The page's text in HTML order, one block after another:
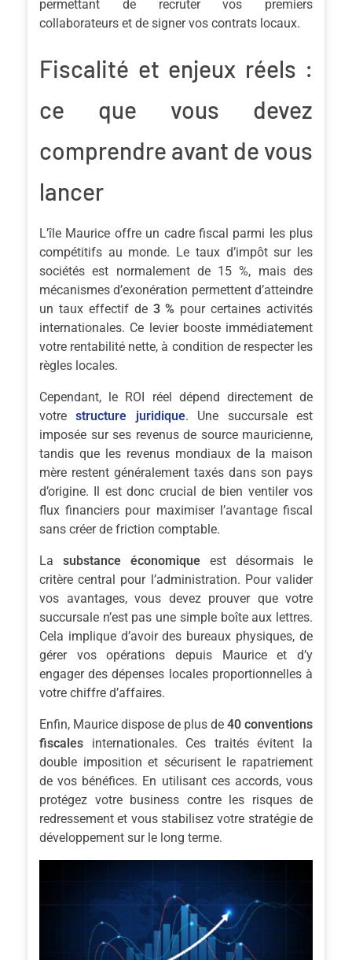
permettant de recruter vos premiers
collaborateurs et de signer vos contrats locaux.
Fiscalité et enjeux réels :
ce que vous devez
comprendre avant de vous
lancer
L’île Maurice offre un cadre fiscal parmi les plus
compétitifs au monde. Le taux d’impôt sur les
sociétés est normalement de 15 %, mais des
mécanismes d’exonération permettent d’atteindre
un taux effectif de 3 % pour certaines activités
internationales. Ce levier booste immédiatement
votre rentabilité nette, à condition de respecter les
règles locales.
Cependant, le ROI réel dépend directement de
votre
structure juridique. Une succursale est
imposée sur ses revenus de source mauricienne,
tandis que les revenus mondiaux de la maison
mère restent généralement taxés dans son pays
d’origine. Il est donc crucial de bien ventiler vos
flux financiers pour maximiser l’avantage fiscal
sans créer de friction comptable.
La substance économique est désormais le
critère central pour l’administration. Pour valider
vos avantages, vous devez prouver que votre
succursale n’est pas une simple boîte aux lettres.
Cela implique d’avoir des bureaux physiques, de
gérer vos opérations depuis Maurice et d’y
engager des dépenses locales proportionnelles à
votre chiffre d’affaires.
Enfin, Maurice dispose de plus de 40 conventions
fiscales internationales. Ces traités évitent la
double imposition et sécurisent le rapatriement
de vos bénéfices. En utilisant ces accords, vous
protégez votre business contre les risques de
redressement et vous stabilisez votre stratégie de
développement sur le long terme.